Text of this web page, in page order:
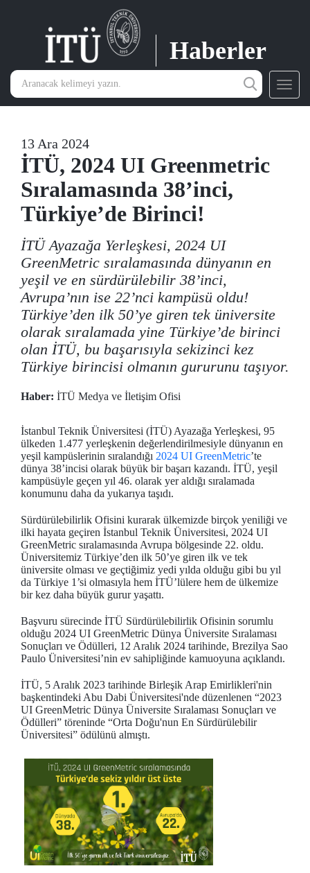
Haberler
13 Ara 2024
İTÜ, 2024 UI Greenmetric
Sıralamasında 38’inci,
Türkiye’de Birinci!
İTÜ Ayazağa Yerleşkesi, 2024 UI
GreenMetric sıralamasında dünyanın en
yeşil ve en sürdürülebilir 38’inci,
Avrupa’nın ise 22’nci kampüsü oldu!
Türkiye’den ilk 50’ye giren tek üniversite
olarak sıralamada yine Türkiye’de birinci
olan İTÜ, bu başarısıyla sekizinci kez
Türkiye birincisi olmanın gururunu taşıyor.
Haber: İTÜ Medya ve İletişim Ofisi
İstanbul Teknik Üniversitesi (İTÜ) Ayazağa Yerleşkesi, 95
ülkeden 1.477 yerleşkenin değerlendirilmesiyle dünyanın en
yeşil kampüslerinin sıralandığı 2024 UI GreenMetric’te
dünya 38’incisi olarak büyük bir başarı kazandı. İTÜ, yeşil
kampüsüyle geçen yıl 46. olarak yer aldığı sıralamada
konumunu daha da yukarıya taşıdı.
Sürdürülebilirlik Ofisini kurarak ülkemizde birçok yeniliği ve
ilki hayata geçiren İstanbul Teknik Üniversitesi, 2024 UI
GreenMetric sıralamasında Avrupa bölgesinde 22. oldu.
Üniversitemiz Türkiye’den ilk 50’ye giren ilk ve tek
üniversite olması ve geçtiğimiz yedi yılda olduğu gibi bu yıl
da Türkiye 1’si olmasıyla hem İTÜ’lülere hem de ülkemize
bir kez daha büyük gurur yaşattı.
Başvuru sürecinde İTÜ Sürdürülebilirlik Ofisinin sorumlu
olduğu 2024 UI GreenMetric Dünya Üniversite Sıralaması
Sonuçları ve Ödülleri, 12 Aralık 2024 tarihinde, Brezilya Sao
Paulo Üniversitesi’nin ev sahipliğinde kamuoyuna açıklandı.
İTÜ, 5 Aralık 2023 tarihinde Birleşik Arap Emirlikleri'nin
başkentindeki Abu Dabi Üniversitesi'nde düzenlenen “2023
UI GreenMetric Dünya Üniversite Sıralaması Sonuçları ve
Ödülleri” töreninde “Orta Doğu'nun En Sürdürülebilir
Üniversitesi” ödülünü almıştı.